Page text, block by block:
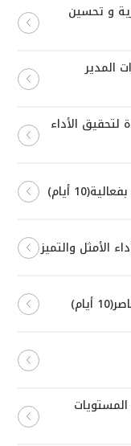
و تحسين
المدير
لتحقيق الأداء
أيام)
الأمثل والتميز